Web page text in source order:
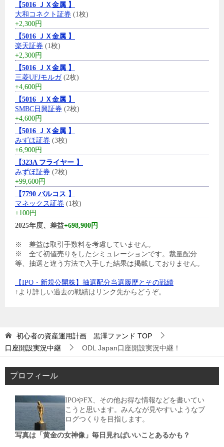
【5016 ＪＸ金属 】
大和コネクト証券 (1枚)
+2,300円
【5016 ＪＸ金属 】
楽天証券 (1枚)
+2,300円
【5016 ＪＸ金属 】
三菱UFJモルガ(2枚)
+4,600円
【5016 ＪＸ金属 】
SMBC日興証券 (2枚)
+4,600円
【5016 ＪＸ金属 】
みずほ証券 (3枚)
+6,900円
【323A フライヤー 】
みずほ証券 (2枚)
+99,600円
【7790 バルコス 】
マネックス証券 (1枚)
+100円
2025年度、差益+698,900円
※ 差益は取引手数料を考慮していません。
※ 全て初値売りをしたシミュレーションです。裁量配分
等、抽選と違う方法で入手した結果は掲載しておりません。
【IPO・新規公開株】抽選配分当選履歴とその戦績
↑より詳しい過去の戦績はリンク先からどうぞ。
初心者の資産運用計画 黒澤ファンド TOP
口座開設実況中継
ODL Japan口座開設実況中継！
プロフィール
IPOやFX、その他お得な情報などを書いてい
こうと思います。みんなが見やすいようなブ
ログつくりを目指します。
写真は「黄金の女神像」毎日見ればいいことあるかも？